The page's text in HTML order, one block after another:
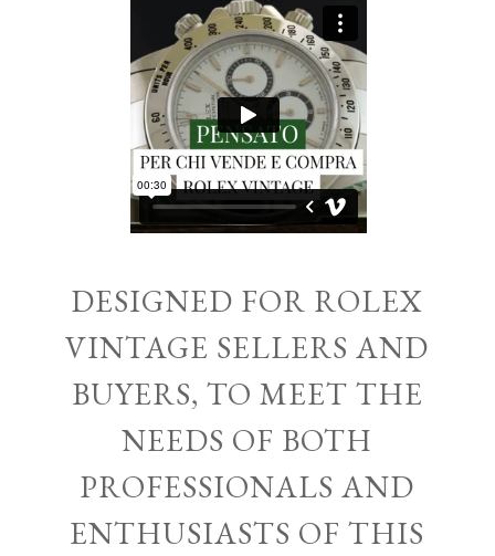
DESIGNED FOR ROLEX
VINTAGE SELLERS AND
BUYERS, TO MEET THE
NEEDS OF BOTH
PROFESSIONALS AND
ENTHUSIASTS OF THIS